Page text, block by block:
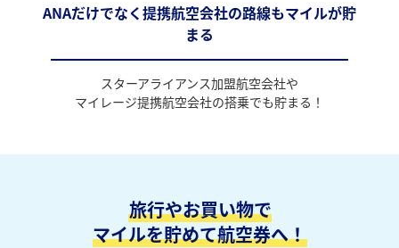
ANAだけでなく提携航空会社の路線もマイルが貯
まる
スターアライアンス加盟航空会社や
マイレージ提携航空会社の搭乗でも貯まる！
旅行やお買い物で
マイルを貯めて航空券へ！